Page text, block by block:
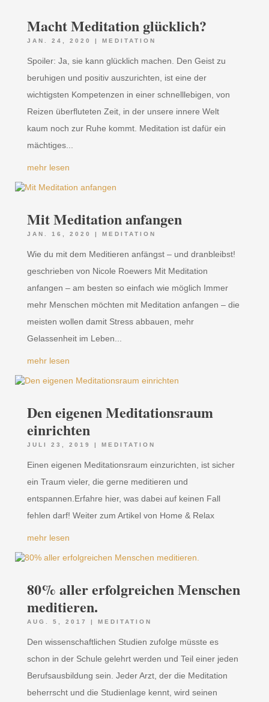
Macht Meditation glücklich?
JAN. 24, 2020 | MEDITATION
Spoiler: Ja, sie kann glücklich machen. Den Geist zu
beruhigen und positiv auszurichten, ist eine der
wichtigsten Kompetenzen in einer schnelllebigen, von
Reizen überfluteten Zeit, in der unsere innere Welt
kaum noch zur Ruhe kommt. Meditation ist dafür ein
mächtiges...
mehr lesen
Mit Meditation anfangen
JAN. 16, 2020 | MEDITATION
Wie du mit dem Meditieren anfängst – und dranbleibst!
geschrieben von Nicole Roewers Mit Meditation
anfangen – am besten so einfach wie möglich Immer
mehr Menschen möchten mit Meditation anfangen – die
meisten wollen damit Stress abbauen, mehr
Gelassenheit im Leben...
mehr lesen
Den eigenen Meditationsraum
einrichten
JULI 23, 2019 | MEDITATION
Einen eigenen Meditationsraum einzurichten, ist sicher
ein Traum vieler, die gerne meditieren und
entspannen.Erfahre hier, was dabei auf keinen Fall
fehlen darf! Weiter zum Artikel von Home & Relax
mehr lesen
80% aller erfolgreichen Menschen
meditieren.
AUG. 5, 2017 | MEDITATION
Den wissenschaftlichen Studien zufolge müsste es
schon in der Schule gelehrt werden und Teil einer jeden
Berufsausbildung sein. Jeder Arzt, der die Meditation
beherrscht und die Studienlage kennt, wird seinen